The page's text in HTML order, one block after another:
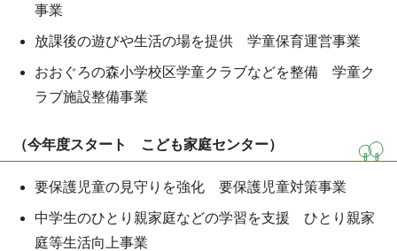
事業
放課後の遊びや生活の場を提供 学童保育運営事業
おおぐろの森小学校区学童クラブなどを整備 学童ク
ラブ施設整備事業
（今年度スタート こども家庭センター）
要保護児童の見守りを強化 要保護児童対策事業
中学生のひとり親家庭などの学習を支援 ひとり親家
庭等生活向上事業